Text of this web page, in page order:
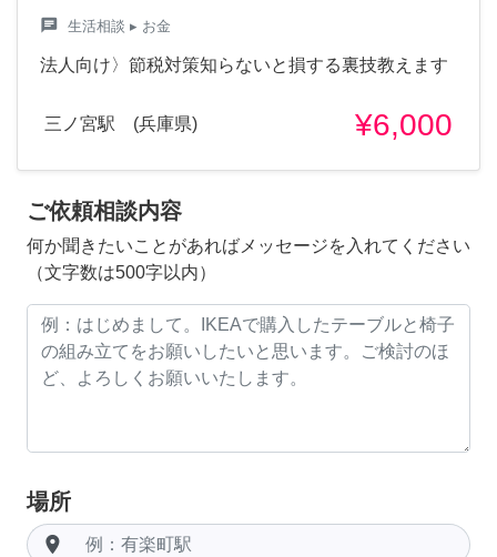
chat 生活相談 ▸ お金
法人向け〉節税対策知らないと損する裏技教えます
三ノ宮駅 (兵庫県) ¥6,000
ご依頼相談内容
何か聞きたいことがあればメッセージを入れてください
（文字数は500字以内）
場所
room